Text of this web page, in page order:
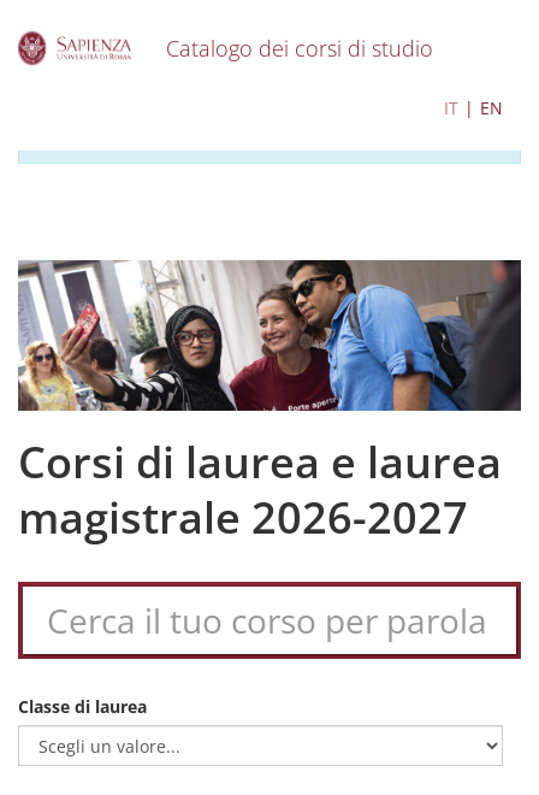
Catalogo dei corsi di studio
IT EN
I contenuti del catalogo per l'a.a. 2026-2027 sono in
Corsi di laurea e laurea
magistrale 2026-2027
Classe di laurea